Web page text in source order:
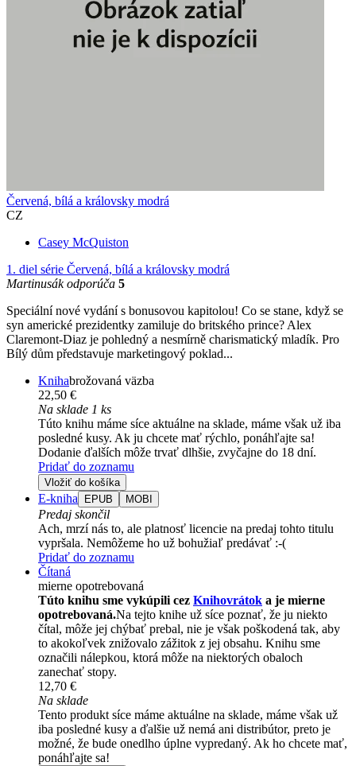
Červená, bílá a královsky modrá
CZ
Casey McQuiston
1. diel série Červená, bílá a královsky modrá
Martinusák odporúča 5
Speciální nové vydání s bonusovou kapitolou! Co se stane, když se
syn americké prezidentky zamiluje do britského prince? Alex
Claremont-Diaz je pohledný a nesmírně charismatický mladík. Pro
Bílý dům představuje marketingový poklad...
Knihabrožovaná väzba
22,50 €
Na sklade 1 ks
Túto knihu máme síce aktuálne na sklade, máme však už iba
posledné kusy. Ak ju chcete mať rýchlo, ponáhľajte sa!
Dodanie ďalších môže trvať dlhšie, zvyčajne do 18 dní.
Pridať do zoznamu
Vložiť do košíka
E-kniha EPUB MOBI
Predaj skončil
Ach, mrzí nás to, ale platnosť licencie na predaj tohto titulu
vypršala. Nemôžeme ho už bohužiaľ predávať :-(
Pridať do zoznamu
Čítaná
mierne opotrebovaná
Túto knihu sme vykúpili cez Knihovrátok a je mierne
opotrebovaná.Na tejto knihe už síce poznať, že ju niekto
čítal, môže jej chýbať prebal, nie je však poškodená tak, aby
to akokoľvek znižovalo zážitok z jej obsahu. Knihu sme
označili nálepkou, ktorá môže na niektorých obaloch
zanechať stopy.
12,70 €
Na sklade
Tento produkt síce máme aktuálne na sklade, máme však už
iba posledné kusy a ďalšie už nemá ani distribútor, preto je
možné, že bude onedlho úplne vypredaný. Ak ho chcete mať,
ponáhľajte sa!